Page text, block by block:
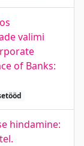
valimi
of Banks:
hindamine: